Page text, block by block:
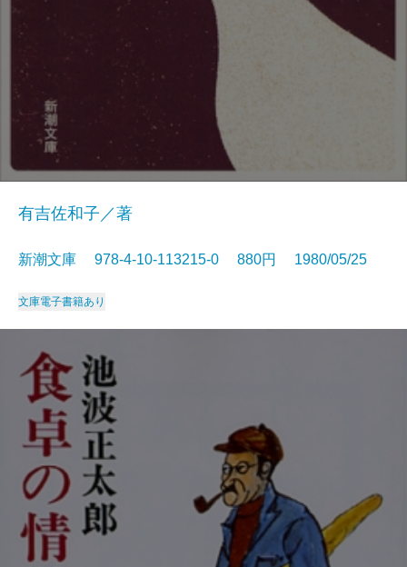
有吉佐和子／著
新潮文庫 978-4-10-113215-0 880円 1980/05/25
文庫電子書籍あり